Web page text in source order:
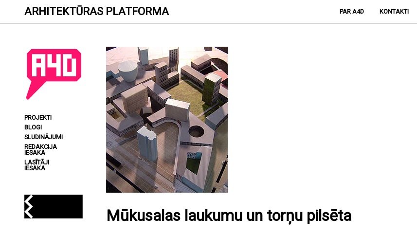
ARHITEKTŪRAS PLATFORMA PAR A4D KONTAKTI
Mūkusalas laukumu un torņu pilsēta
PROJEKTI
BLOGI
SLUDINĀJUMI
REDAKCIJA
IESAKA
LASĪTĀJI
IESAKA